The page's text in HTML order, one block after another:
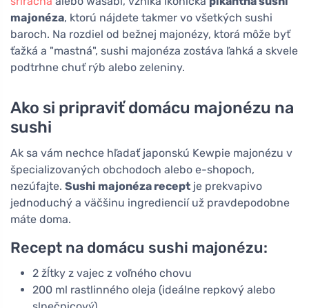
majonéza, ktorú nájdete takmer vo všetkých sushi
baroch. Na rozdiel od bežnej majonézy, ktorá môže byť
ťažká a "mastná", sushi majonéza zostáva ľahká a skvele
podtrhne chuť rýb alebo zeleniny.
Ako si pripraviť domácu majonézu na
sushi
Ak sa vám nechce hľadať japonskú Kewpie majonézu v
špecializovaných obchodoch alebo e-shopoch,
nezúfajte. Sushi majonéza recept je prekvapivo
jednoduchý a väčšinu ingrediencií už pravdepodobne
máte doma.
Recept na domácu sushi majonézu:
2 žĺtky z vajec z voľného chovu
200 ml rastlinného oleja (ideálne repkový alebo